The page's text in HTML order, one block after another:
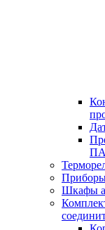
Приборы
Шкафы